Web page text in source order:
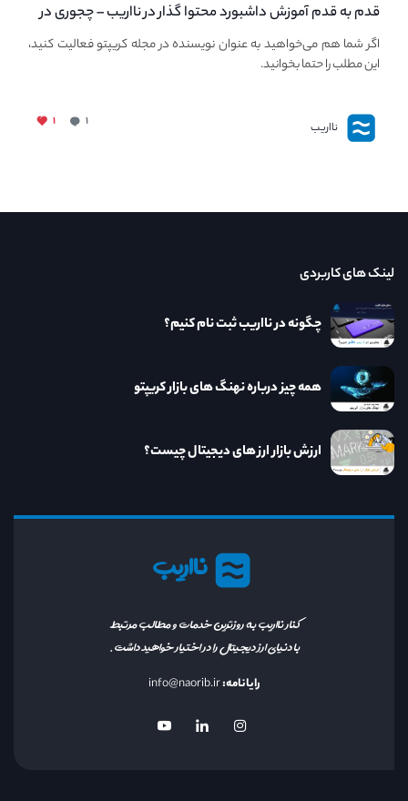
قدم به قدم آموزش داشبورد محتوا گذار در نااریب – چجوری در
نااریب محتوا بگذاریم؟
اگر شما هم می‌خواهید به عنوان نویسنده در مجله کریپتو فعالیت کنید،
این مطلب را حتما بخوانید.
نااریب ۱ ۱
نااریب
کنار نااریب به روزترین خدمات و مطالب مرتبط
با دنیای ارز دیجیتال را در اختیار خواهید داشت.
رایانامه:info@naorib.ir
لینک های کاربردی
چگونه در نااریب ثبت نام کنیم؟
همه چیز درباره نهنگ های بازار کریپتو
ارزش بازار ارز های دیجیتال چیست؟